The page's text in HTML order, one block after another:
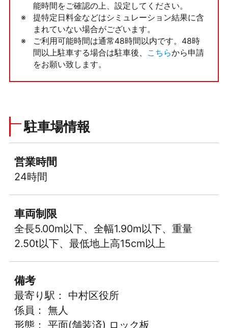
能時間をご確認の上、設定してください。
提特定日料金などはシミュレーション結果に含
まれていない場合がございます。
ご利用可能時間は通常48時間以内です。48時
間以上駐車する場合は駐車後、
こちらから申請
をお願い致します。
駐車場情報
営業時間
24時間
車両制限
全長5.00m以下、全幅1.90m以下、重量
2.50t以下、最低地上高15cm以上
備考
最寄り駅： 中村区役所
係員： 無人
形態： 平面(舗装済) ロック板